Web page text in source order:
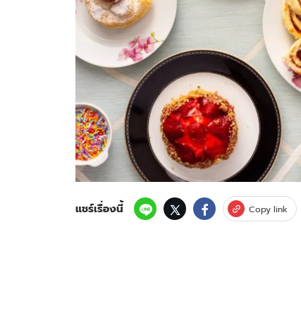
สงวนลิขสิทธิ์ ©2569บริษัท อิมเมจ ฟิวเจอร์ (ประเทศไทย) จำกัด
แชร์เรื่องนี้ Copy link